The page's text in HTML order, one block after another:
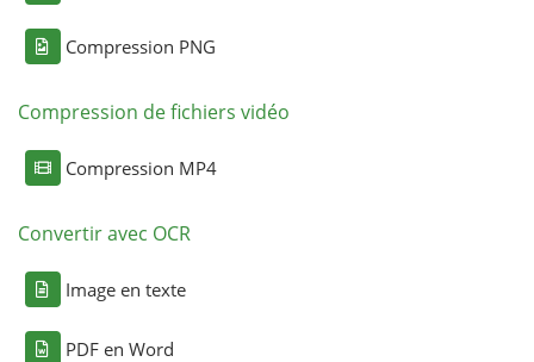
Compression PNG
Compression de fichiers vidéo
Compression MP4
Convertir avec OCR
Image en texte
PDF en Word